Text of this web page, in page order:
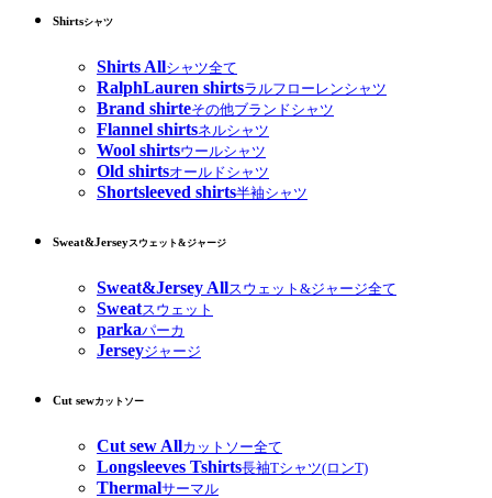
Shirtsシャツ
Shirts Allシャツ全て
RalphLauren shirtsラルフローレンシャツ
Brand shirteその他ブランドシャツ
Flannel shirtsネルシャツ
Wool shirtsウールシャツ
Old shirtsオールドシャツ
Shortsleeved shirts半袖シャツ
Sweat&Jerseyスウェット&ジャージ
Sweat&Jersey Allスウェット&ジャージ全て
Sweatスウェット
parkaパーカ
Jerseyジャージ
Cut sewカットソー
Cut sew Allカットソー全て
Longsleeves Tshirts長袖Tシャツ(ロンT)
Thermalサーマル